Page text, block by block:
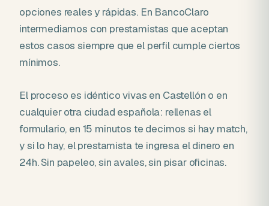
opciones reales y rápidas. En BancoClaro
intermediamos con prestamistas que aceptan
estos casos siempre que el perfil cumple ciertos
mínimos.
El proceso es idéntico vivas en Castellón o en
cualquier otra ciudad española: rellenas el
formulario, en 15 minutos te decimos si hay match,
y si lo hay, el prestamista te ingresa el dinero en
24h. Sin papeleo, sin avales, sin pisar oficinas.